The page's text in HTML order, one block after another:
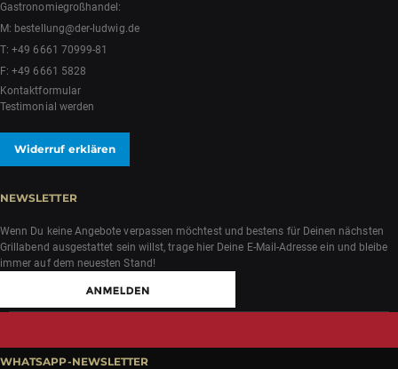
Gastronomiegroßhandel:
M: bestellung@der-ludwig.de
T:+49 6661 70999-81
F: +49 6661 5828
Kontaktformular
Testimonial werden
Widerruf erklären
NEWSLETTER
Wenn Du keine Angebote verpassen möchtest und bestens für Deinen nächsten
Grillabend ausgestattet sein willst, trage hier Deine E-Mail-Adresse ein und bleibe
immer auf dem neuesten Stand!
WHATSAPP-NEWSLETTER